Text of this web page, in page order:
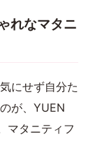
れなマタニ
にせず自分た
が、YUEN
マタニティフ